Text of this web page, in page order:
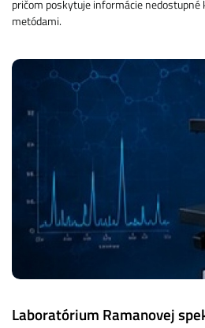
pričom poskytuje informácie
metódami.
Laboratórium Ramanovej